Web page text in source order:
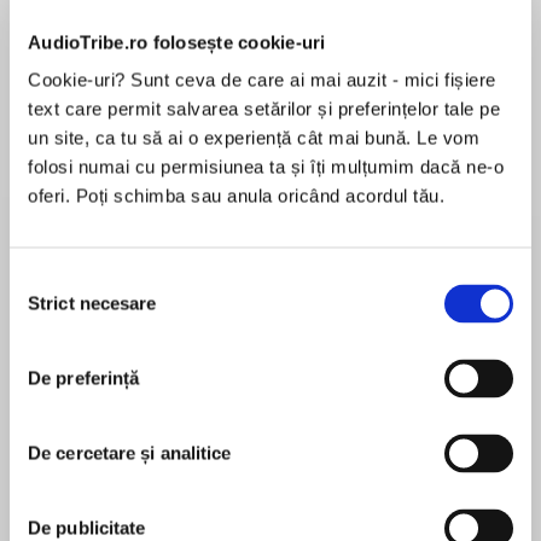
AudioTribe.ro folosește cookie-uri
Cookie-uri? Sunt ceva de care ai mai auzit - mici fișiere
text care permit salvarea setărilor și preferințelor tale pe
un site, ca tu să ai o experiență cât mai bună. Le vom
folosi numai cu permisiunea ta și îți mulțumim dacă ne-o
oferi. Poți schimba sau anula oricând acordul tău.
consimțământului
Strict necesare
De preferință
De cercetare și analitice
De publicitate
Elita de Argint (Elita
de...
Dani Francis
Diavolul se îmbracă de
la...
Lauren Weisberger
Migdală
Sohn Won-pyung
Dacă ești un copil între nouă și nouăzeci și nouă
de ani,te invit la o călătorie imaginară unde
captiva și binedispune.
Sunt întâmplări adevărate, unde acțiunea și
umorul se împletesc în mod firesc.
îngreunat copilăria, ci au contribuit la a da viață
În acest moment nu există recenzii